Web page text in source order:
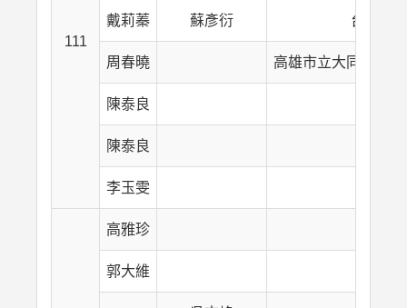
111
戴莉蓁 蘇彥衍 台灣番
周春曉 高雄市立大同醫院(
陳泰良
陳泰良
李玉雯
高雅珍
郭大維